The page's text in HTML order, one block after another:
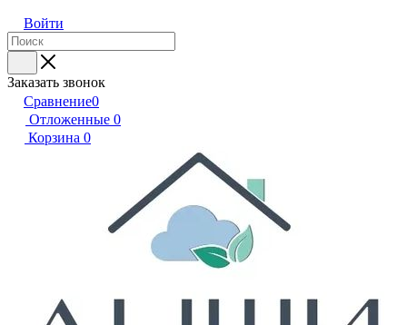
Войти
Заказать звонок
Сравнение0
Отложенные 0
Корзина 0